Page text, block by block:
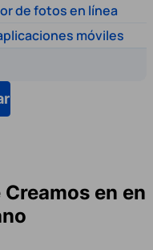
de fotos en línea
móviles
en en